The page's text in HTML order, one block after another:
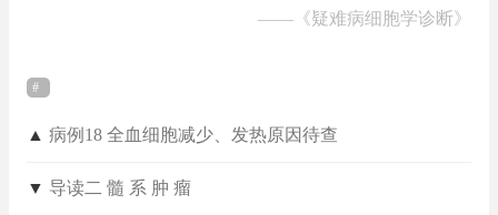
—— 《疑难病细胞学诊断》
▲ 病例18 全血细胞减少、发热原因待查
▼ 导读二 髓 系 肿 瘤